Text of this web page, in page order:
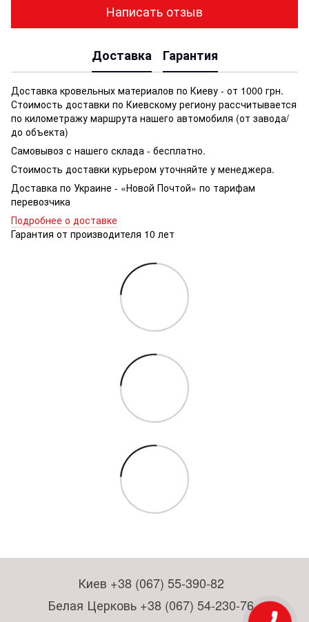
Написать отзыв
Доставка Гарантия
Доставка кровельных материалов по Киеву - от 1000 грн.
Стоимость доставки по Киевскому региону рассчитывается
по километражу маршрута нашего автомобиля (от завода/
до объекта)
Самовывоз с нашего склада - бесплатно.
Стоимость доставки курьером уточняйте у менеджера.
Доставка по Украине - «Новой Почтой» по тарифам
перевозчика
Подробнее о доставке
Гарантия от производителя 10 лет
Киев +38 (067) 55-390-82
Белая Церковь +38 (067) 54-230-76